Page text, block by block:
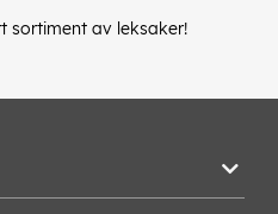
sortiment av leksaker!